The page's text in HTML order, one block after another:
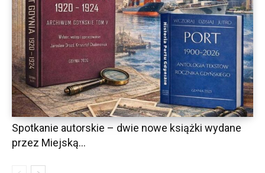
Spotkanie autorskie – dwie nowe książki wydane
przez Miejską...